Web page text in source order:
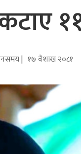
| १७ वैशाख २०८१